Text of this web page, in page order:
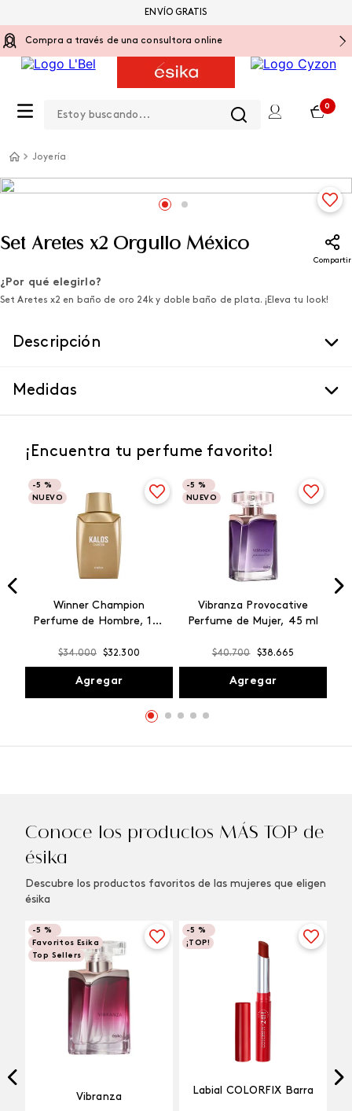
Compra a través de una consultora online
0
ENVÍO GRATIS
Joyería
Set Aretes x2 Orgullo México
Compartir
¿Por qué elegirlo?
Set Aretes x2 en baño de oro 24k y doble baño de plata. ¡Eleva tu look!
Descripción
Medidas
¡Encuentra tu perfume favorito!
-5 %
NUEVO
Winner Champion
Perfume de Hombre, 100
$34.000 $32.300
Agregar
-5 %
NUEVO
Vibranza Provocative
Perfume de Mujer, 45 ml
$40.700 $38.665
Agregar
Conoce los productos MÁS TOP de
ésika
Descubre los productos favoritos de las mujeres que eligen
ésika
-5 %
Favoritos Esika
Top Sellers
Vibranza
-5 %
¡TOP!
Labial COLORFIX Barra